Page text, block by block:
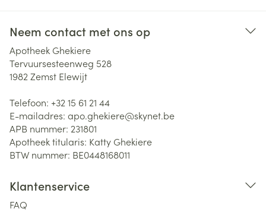
Neem contact met ons op
Apotheek Ghekiere
Tervuursesteenweg 528
1982 Zemst Elewijt
Telefoon: +32 15 61 21 44
E-mailadres: apo.ghekiere@skynet.be
APB nummer: 231801
Apotheek titularis: Katty Ghekiere
BTW nummer: BE0448168011
Klantenservice
FAQ